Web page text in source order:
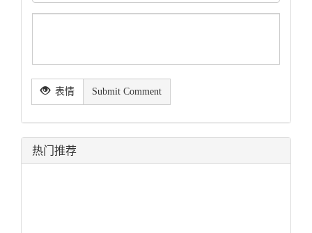
表情 Submit Comment
热门推荐